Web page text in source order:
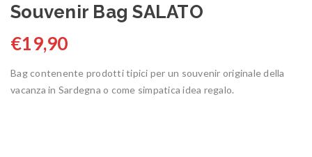
Souvenir Bag SALATO
€19,90
Bag contenente prodotti tipici per un souvenir originale della
vacanza in Sardegna o come simpatica idea regalo.